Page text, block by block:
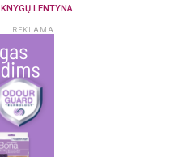
KNYGŲ LENTYNA
REKLAMA